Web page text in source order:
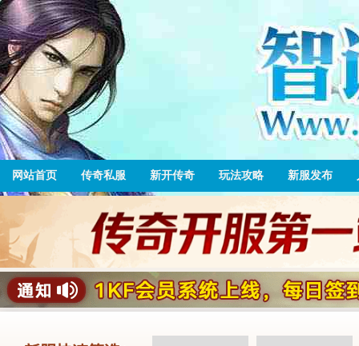
网站首页 传奇私服 新开传奇 玩法攻略 新服发布